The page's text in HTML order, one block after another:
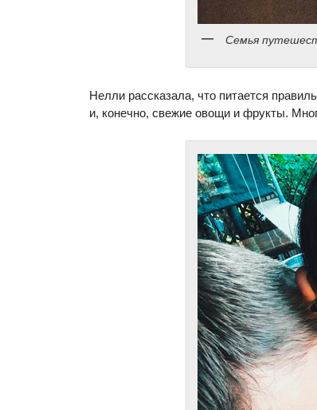
Семья
Нелли рассказала, что питается
и, конечно, свежие овощи и фрукты.